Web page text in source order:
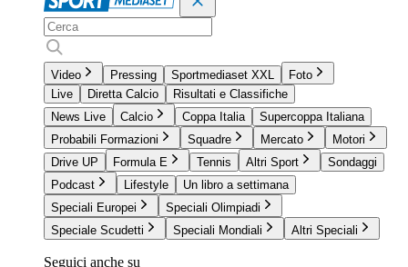
Video Pressing Sportmediaset XXL
Foto
Live
Diretta Calcio
Risultati e Classifiche
News Live
Calcio Coppa Italia
Supercoppa Italiana
Probabili Formazioni
Squadre Mercato
Motori
Drive UP
Formula E Tennis Altri Sport
Sondaggi
Podcast
Lifestyle
Un libro a settimana
Speciali Europei
Speciali Olimpiadi
Speciale Scudetti
Speciali Mondiali Altri Speciali
Seguici anche su